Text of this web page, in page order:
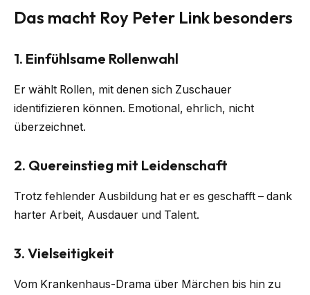
Das macht Roy Peter Link besonders
1. Einfühlsame Rollenwahl
Er wählt Rollen, mit denen sich Zuschauer
identifizieren können. Emotional, ehrlich, nicht
überzeichnet.
2. Quereinstieg mit Leidenschaft
Trotz fehlender Ausbildung hat er es geschafft – dank
harter Arbeit, Ausdauer und Talent.
3. Vielseitigkeit
Vom Krankenhaus-Drama über Märchen bis hin zu